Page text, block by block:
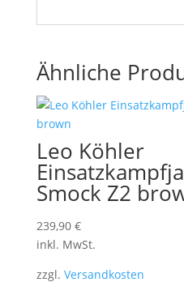
Ähnliche
Leo Köhler
Smock Z2
239,90 €
inkl. MwSt.
zzgl. Versandkosten